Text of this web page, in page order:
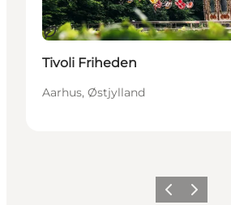
Bæredygtige oplevelser
Tivoli Friheden
Aarhus, Østjylland
ForrigeNæste